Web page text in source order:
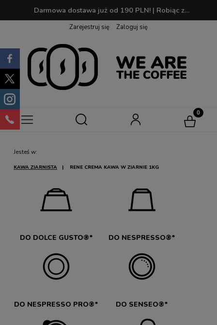
Darmowa dostawa już od 190 PLN! | Robiąc zakupy zbierasz punkty, które później możesz wymienić na swoją ulubioną kawę!
Zarejestruj się Zaloguj się
Jesteś w:
KAWA ZIARNISTA RENE CREMA KAWA W ZIARNIE 1KG
DO DOLCE GUSTO®* DO NESPRESSO®*
DO NESPRESSO PRO®* DO SENSEO®*